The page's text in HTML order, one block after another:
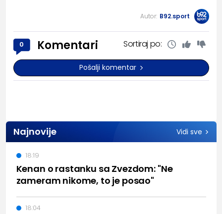
Autor: B92.sport
0 Komentari Sortiraj po:
Pošalji komentar
Najnovije Vidi sve
Kenan o rastanku sa Zvezdom: "Ne
zameram nikome, to je posao"
18:19
18:04